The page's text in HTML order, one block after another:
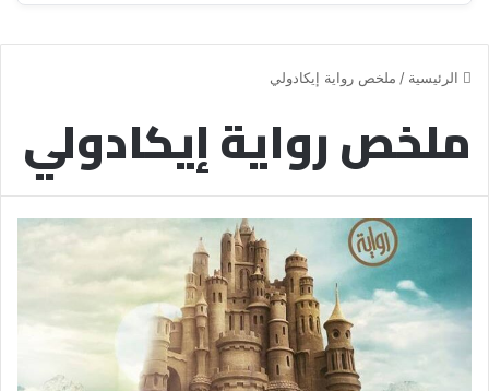
الرئيسية / ملخص رواية إيكادولي
ملخص رواية إيكادولي